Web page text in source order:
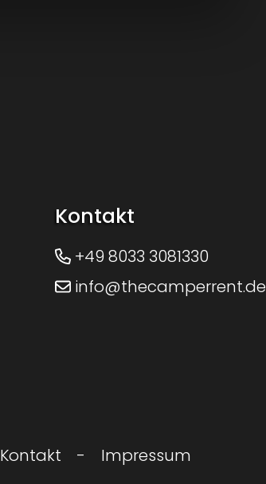
Kontakt
+49 8033 3081330
info@thecamperrent.de
Kontakt Impressum